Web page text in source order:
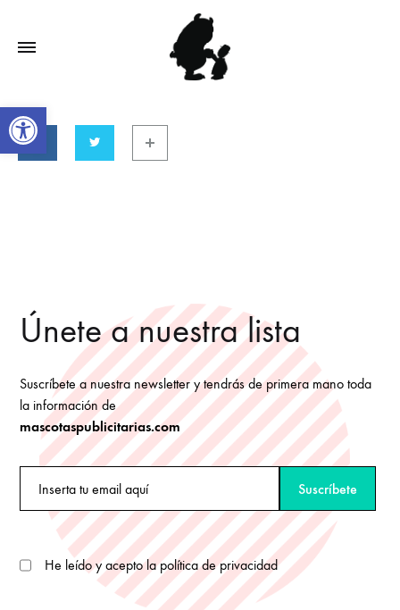
Abrir barra de herramientas
Únete a nuestra lista
Suscríbete a nuestra newsletter y tendrás de primera mano toda
la información de
mascotaspublicitarias.com
He leído y acepto la política de privacidad